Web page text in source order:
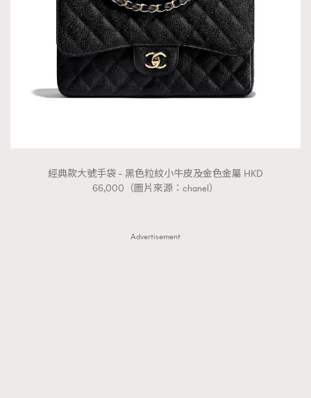
經典款大號手袋 – 黑色粒紋小牛皮及金色金屬 HKD
66,000（圖片來源：chanel）
Advertisement